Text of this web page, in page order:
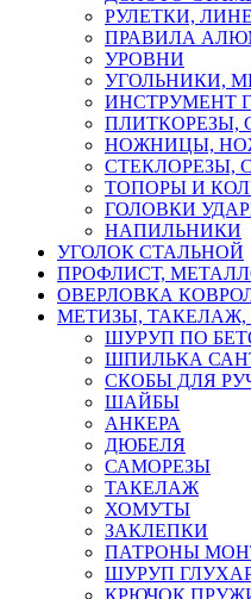
РУЛЕТКИ,
ПРАВИЛА
УРОВНИ
УГОЛЬНИКИ,
ИНСТРУМЕНТ
ПЛИТКОРЕЗЫ,
НОЖНИЦЫ,
СТЕКЛОРЕЗЫ,
ТОПОРЫ И
ГОЛОВКИ
НАПИЛЬНИКИ
УГОЛОК СТАЛЬНОЙ
ПРОФЛИСТ,
ОВЕРЛОВКА
МЕТИЗЫ, ТАКЕЛАЖ,
ШУРУП ПО
ШПИЛЬКА
СКОБЫ ДЛЯ
ШАЙБЫ
АНКЕРА
ДЮБЕЛЯ
САМОРЕЗЫ
ТАКЕЛАЖ
ХОМУТЫ
ЗАКЛЕПКИ
ПАТРОНЫ
ШУРУП
КРЮЧОК